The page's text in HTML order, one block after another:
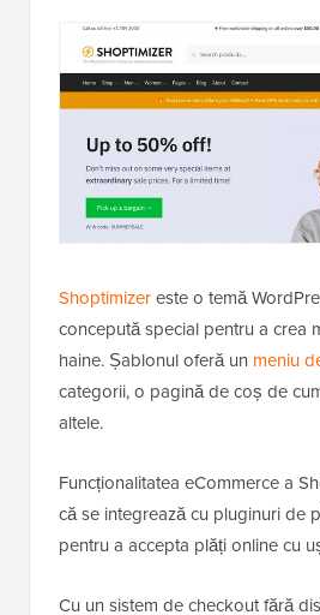
Shoptimizereste o temă
concepută special pentru a crea
haine. Șablonul oferă un meniu
categorii, o pagină de coș de
altele.
Funcționalitatea eCommerce a
că se integrează cu pluginuri de
pentru a accepta plăți online cu
Cu un sistem de checkout fără